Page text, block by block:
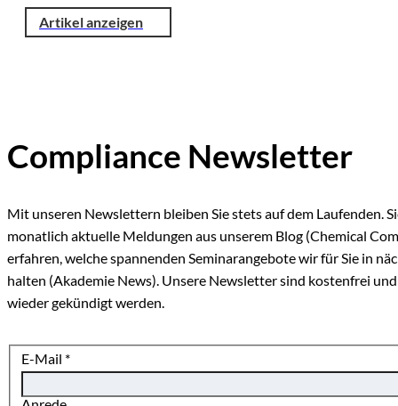
Artikel anzeigen
Compliance Newsletter
Mit unseren Newslettern bleiben Sie stets auf dem Laufenden.
monatlich aktuelle Meldungen aus unserem Blog (Chemical
erfahren, welche spannenden Seminarangebote wir für Sie in
halten (Akademie News). Unsere Newsletter sind kostenfrei
wieder gekündigt werden.
E-Mail *